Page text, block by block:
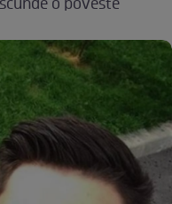
o poveste